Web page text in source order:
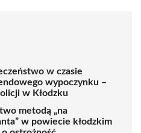
w czasie
wypoczynku –
w Kłodzku
metodą „na
w powiecie kłodzkim